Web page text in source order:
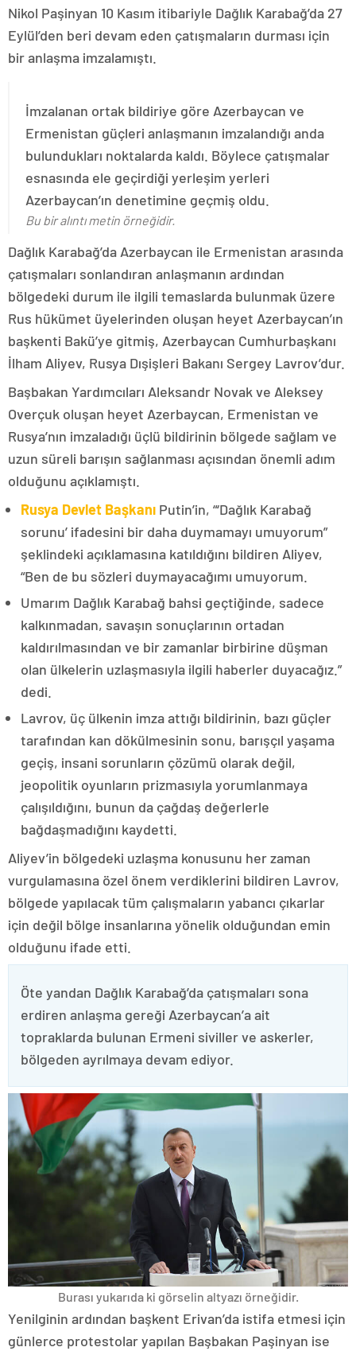
Nikol Paşinyan 10 Kasım itibariyle Dağlık Karabağ’da 27
Eylül’den beri devam eden çatışmaların durması için
bir anlaşma imzalamıştı.
İmzalanan ortak bildiriye göre Azerbaycan ve
Ermenistan güçleri anlaşmanın imzalandığı anda
bulundukları noktalarda kaldı. Böylece çatışmalar
esnasında ele geçirdiği yerleşim yerleri
Azerbaycan’ın denetimine geçmiş oldu.
Bu bir alıntı metin örneğidir.
Dağlık Karabağ’da Azerbaycan ile Ermenistan arasında
çatışmaları sonlandıran anlaşmanın ardından
bölgedeki durum ile ilgili temaslarda bulunmak üzere
Rus hükümet üyelerinden oluşan heyet Azerbaycan’ın
başkenti Bakü’ye gitmiş, Azerbaycan Cumhurbaşkanı
İlham Aliyev, Rusya Dışişleri Bakanı Sergey Lavrov’dur.
Başbakan Yardımcıları Aleksandr Novak ve Aleksey
Overçuk oluşan heyet Azerbaycan, Ermenistan ve
Rusya’nın imzaladığı üçlü bildirinin bölgede sağlam ve
uzun süreli barışın sağlanması açısından önemli adım
olduğunu açıklamıştı.
Rusya Devlet Başkanı Putin’in, “‘Dağlık Karabağ
sorunu’ ifadesini bir daha duymamayı umuyorum”
şeklindeki açıklamasına katıldığını bildiren Aliyev,
“Ben de bu sözleri duymayacağımı umuyorum.
Umarım Dağlık Karabağ bahsi geçtiğinde, sadece
kalkınmadan, savaşın sonuçlarının ortadan
kaldırılmasından ve bir zamanlar birbirine düşman
olan ülkelerin uzlaşmasıyla ilgili haberler duyacağız.”
dedi.
Lavrov, üç ülkenin imza attığı bildirinin, bazı güçler
tarafından kan dökülmesinin sonu, barışçıl yaşama
geçiş, insani sorunların çözümü olarak değil,
jeopolitik oyunların prizmasıyla yorumlanmaya
çalışıldığını, bunun da çağdaş değerlerle
bağdaşmadığını kaydetti.
Aliyev’in bölgedeki uzlaşma konusunu her zaman
vurgulamasına özel önem verdiklerini bildiren Lavrov,
bölgede yapılacak tüm çalışmaların yabancı çıkarlar
için değil bölge insanlarına yönelik olduğundan emin
olduğunu ifade etti.
Öte yandan Dağlık Karabağ’da çatışmaları sona
erdiren anlaşma gereği Azerbaycan’a ait
topraklarda bulunan Ermeni siviller ve askerler,
bölgeden ayrılmaya devam ediyor.
Burası yukarıda ki görselin altyazı örneğidir.
Yenilginin ardından başkent Erivan’da istifa etmesi için
günlerce protestolar yapılan Başbakan Paşinyan ise